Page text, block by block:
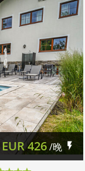
EUR426/晚